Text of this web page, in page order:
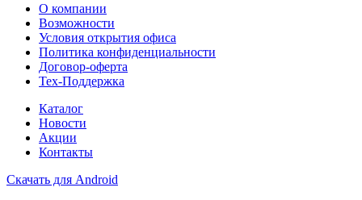
О компании
Возможности
Условия открытия офиса
Политика конфиденциальности
Договор-оферта
Тех-Поддержка
Каталог
Новости
Акции
Контакты
Скачать для Android